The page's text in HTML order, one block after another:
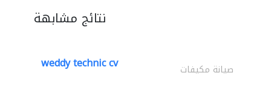
نتائج مشابهة
weddy technic cv صيانة مكيفات